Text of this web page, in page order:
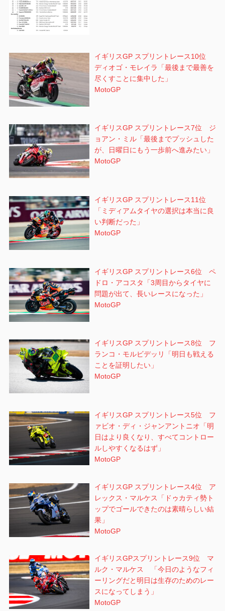
イギリスGP スプリントレース10位
ディオゴ・モレイラ「最後まで最善を
尽くすことに集中した」
MotoGP
イギリスGP スプリントレース7位 ジ
ョアン・ミル「最後までプッシュした
が、日曜日にもう一歩前へ進みたい」
MotoGP
イギリスGP スプリントレース11位
「ミディアムタイヤの選択は本当に良
い判断だった」
MotoGP
イギリスGP スプリントレース6位 ペ
ドロ・アコスタ「3周目からタイヤに
問題が出て、長いレースになった」
MotoGP
イギリスGP スプリントレース8位 フ
ランコ・モルビデッリ「明日も戦える
ことを証明したい」
MotoGP
イギリスGP スプリントレース5位 フ
ァビオ・ディ・ジャンアントニオ「明
日はより良くなり、すべてコントロー
ルしやすくなるはず」
MotoGP
イギリスGP スプリントレース4位 ア
レックス・マルケス「ドゥカティ勢ト
ップでゴールできたのは素晴らしい結
果」
MotoGP
イギリスGPスプリントレース9位 マ
ルク・マルケス 「今日のようなフィ
ーリングだと明日は生存のためのレー
スになってしまう」
MotoGP